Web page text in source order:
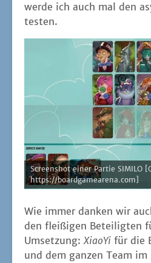
wer­de ich auch mal den
testen.
Screen­shot einer Par­tie SIMILO
https://boardgamearena.com]
Wie immer dan­ken wir
den flei­ßi­gen Betei­lig­ten
Umset­zung:Xia­oYi für die
und dem gan­zen Team